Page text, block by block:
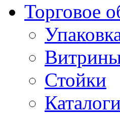
Торговое
Стойки
Каталоги